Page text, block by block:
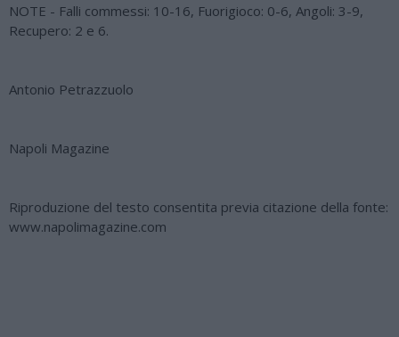
NOTE - Falli commessi: 10-16, Fuorigioco: 0-6, Angoli: 3-9,
Recupero: 2 e 6.
Antonio Petrazzuolo
Napoli Magazine
Riproduzione del testo consentita previa citazione della fonte:
www.napolimagazine.com